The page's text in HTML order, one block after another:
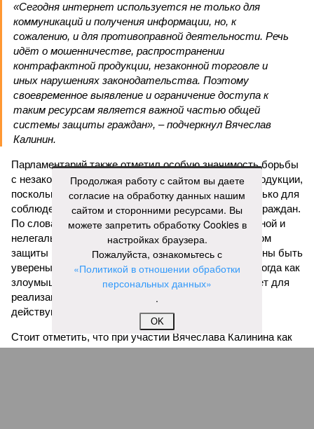
«Сегодня интернет используется не только для
коммуникаций и получения информации, но, к
сожалению, и для противоправной деятельности. Речь
идёт о мошенничестве, распространении
контрафактной продукции, незаконной торговле и
иных нарушениях законодательства. Поэтому
своевременное выявление и ограничение доступа к
таким ресурсам является важной частью общей
системы защиты граждан», – подчеркнул Вячеслав
Калинин.
Парламентарий также отметил особую значимость борьбы
с незаконным оборотом алкогольной и табачной продукции,
поскольку подобные нарушения несут риски не только для
соблюдения законодательства, но и для здоровья граждан.
По словам Калинина, противодействие контрафактной и
нелегальной продукции является важным элементом
защиты населения. Он отметил, что граждане должны быть
уверены в безопасности приобретаемых товаров, тогда как
злоумышленники всё активнее используют интернет для
реализации запрещённой продукции и обхода
действующих ограничений.
Стоит отметить, что при участии Вячеслава Калинина как
депутата и члена Общественного совета при
Продолжая работу с сайтом вы даете
согласие на обработку данных нашим
сайтом и сторонними ресурсами. Вы
можете запретить обработку Cookies в
настройках браузера.
Пожалуйста, ознакомьтесь с
«Политикой в отношении обработки
персональных данных»
.
OK